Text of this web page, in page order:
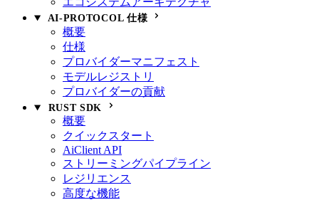
AI-PROTOCOL 仕様
概要
仕様
プロバイダーマニフェスト
モデルレジストリ
プロバイダーの貢献
RUST SDK
概要
クイックスタート
AiClient API
ストリーミングパイプライン
レジリエンス
高度な機能